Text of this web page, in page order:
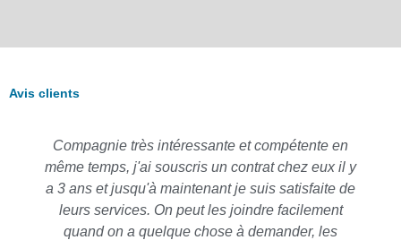
Avis clients
Compagnie très intéressante et compétente en
même temps, j'ai souscris un contrat chez eux il y
a 3 ans et jusqu'à maintenant je suis satisfaite de
leurs services. On peut les joindre facilement
quand on a quelque chose à demander, les